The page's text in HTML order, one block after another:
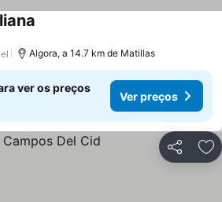
Algora, a 14.7 km de Matillas
ver os preços
Ver preços
Partilhar